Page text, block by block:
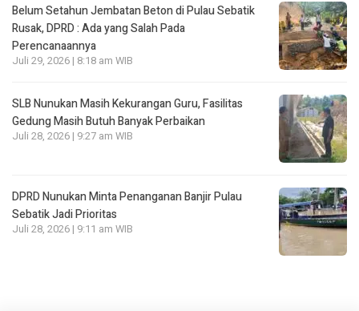
Belum Setahun Jembatan Beton di Pulau Sebatik
Rusak, DPRD : Ada yang Salah Pada
Perencanaannya
Juli 29, 2026 | 8:18 am WIB
SLB Nunukan Masih Kekurangan Guru, Fasilitas
Gedung Masih Butuh Banyak Perbaikan
Juli 28, 2026 | 9:27 am WIB
DPRD Nunukan Minta Penanganan Banjir Pulau
Sebatik Jadi Prioritas
Juli 28, 2026 | 9:11 am WIB